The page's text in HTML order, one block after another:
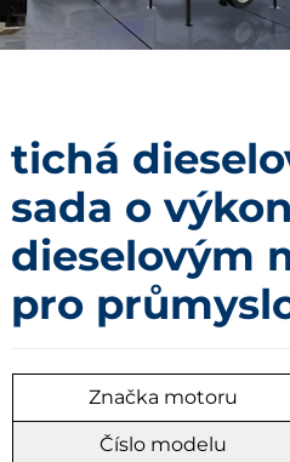
tichá
sada o
dieselovým
pro
Značka motoru
Číslo modelu